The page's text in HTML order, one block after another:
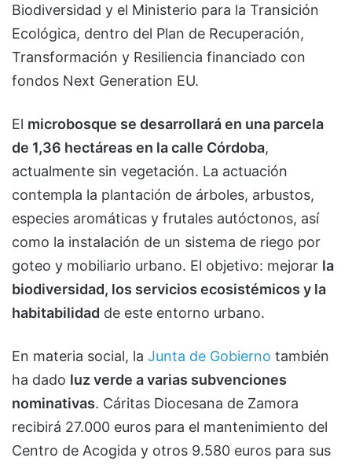
Biodiversidad y el Ministerio para la Transición
Ecológica, dentro del Plan de Recuperación,
Transformación y Resiliencia financiado con
fondos Next Generation EU.
El microbosque se desarrollará en una parcela
de 1,36 hectáreas en la calle Córdoba,
actualmente sin vegetación. La actuación
contempla la plantación de árboles, arbustos,
especies aromáticas y frutales autóctonos, así
como la instalación de un sistema de riego por
goteo y mobiliario urbano. El objetivo: mejorar la
biodiversidad, los servicios ecosistémicos y la
habitabilidad de este entorno urbano.
En materia social, la Junta de Gobierno también
ha dado luz verde a varias subvenciones
nominativas. Cáritas Diocesana de Zamora
recibirá 27.000 euros para el mantenimiento del
Centro de Acogida y otros 9.580 euros para sus